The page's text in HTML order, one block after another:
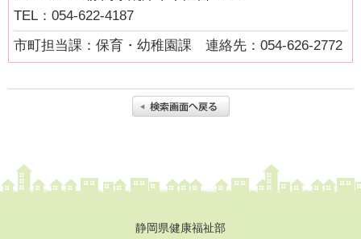
“あいのうた”短歌コンテスト受賞作品
短歌っておもしろい！俵万智×田中章義 あいのうたを語る（令
しずおか子育て優待カード
あいのうた短歌講座
あいのうた短歌講座 第１回②
TEL：054-622-4187
市町担当課：保育・幼稚園課 連絡先：054-626-2772
静岡県健康福祉部